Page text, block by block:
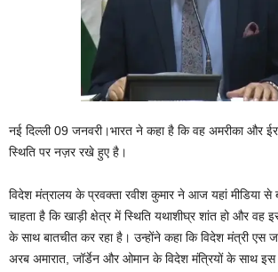
नई दिल्ली 09 जनवरी।भारत ने कहा है कि वह अमरीका और
स्थिति पर नज़र रखे हुए है।
विदेश मंत्रालय के प्रवक्‍ता रवीश कुमार ने आज यहां मीडिया से
चाहता है कि खाड़ी क्षेत्र में स्थिति यथाशीघ्र शांत हो और वह
के साथ बातचीत कर रहा है। उन्‍होंने कहा कि विदेश मंत्री
अरब अमारात, जॉर्डेन और ओमान के विदेश मंत्रियों के साथ इस